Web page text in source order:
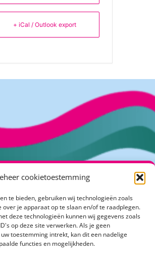
cookietoestemming
te bieden, gebruiken wij technologieën zoals
je apparaat op te slaan en/of te raadplegen.
deze technologieën kunnen wij gegevens zoals
op deze site verwerken. Als je geen
toestemming intrekt, kan dit een nadelige
functies en mogelijkheden.
+ iCal / Outlook export